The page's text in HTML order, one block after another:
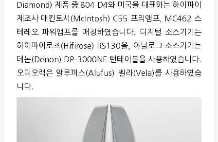
Diamond) 제품 중 804 D4와 미국을 대표하는 하이파이
제조사 매킨토시(McIntosh) C55 프리앰프, MC462 스
테레오 파워앰프를 매칭하였습니다. 디지털 소스기기는
하이파이로즈(Hifirose) RS130을, 아날로그 소스기기는
데논(Denon) DP-3000NE 턴테이블을 사용하였습니다.
오디오랙은 알루퍼스(Alufus) 벨라(Vela)를 사용하였습
니다.